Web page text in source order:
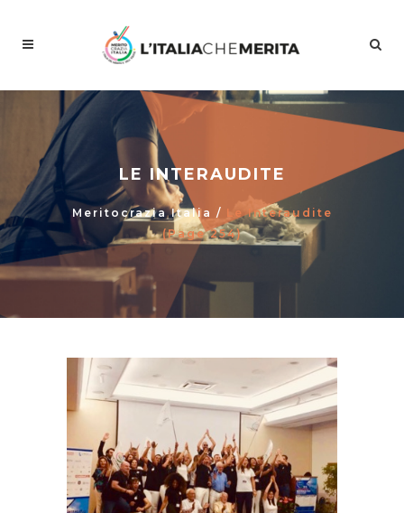
LE INTERAUDITE
Meritocrazia Italia / Le Interaudite
(Page 254)